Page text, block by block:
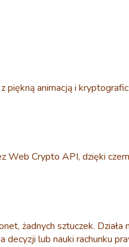
animacją i
Web Crypto API, dzięki
żadnych sztuczek. Działa
decyzji lub nauki rachunku